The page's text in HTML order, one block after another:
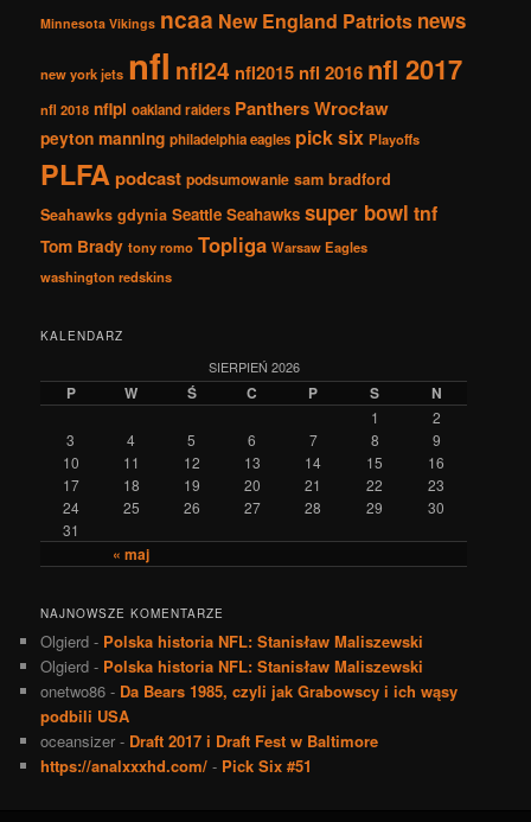
Minnesota Vikings ncaa New England Patriots news
new york jets nfl nfl24 nfl2015 nfl 2016 nfl 2017
nfl 2018 nflpl oakland raiders Panthers Wrocław
peyton manning philadelphia eagles pick six Playoffs
PLFApodcast podsumowanie sam bradford
Seahawks gdynia Seattle Seahawks super bowl tnf
Tom Brady tony romo Topliga Warsaw Eagles
washington redskins
KALENDARZ
SIERPIEŃ 2026
P W Ś C P S N
« maj
1
2
3
4 5 6 7 8
9
10
11 12 13 14 15
16
17
18 19 20 21 22
23
24
25 26 27 28 29
30
31
NAJNOWSZE KOMENTARZE
Olgierd - Polska historia NFL: Stanisław Maliszewski
Olgierd - Polska historia NFL: Stanisław Maliszewski
onetwo86 - Da Bears 1985, czyli jak Grabowscy i ich wąsy
podbili USA
oceansizer - Draft 2017 i Draft Fest w Baltimore
https://analxxxhd.com/ - Pick Six #51